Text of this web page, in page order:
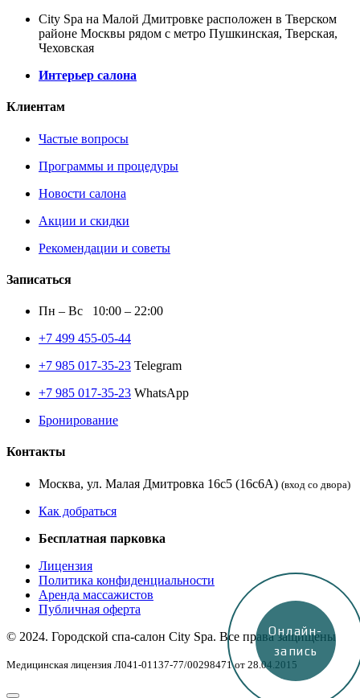
City Spa на Малой Дмитровке расположен в Тверском
районе Москвы рядом с метро Пушкинская, Тверская,
Чеховская
Интерьер салона
Клиентам
Частые вопросы
Программы и процедуры
Новости салона
Акции и скидки
Рекомендации и советы
Записаться
Пн – Вс 10:00 – 22:00
+7 499 455-05-44
+7 985 017-35-23 Telegram
+7 985 017-35-23 WhatsApp
Бронирование
Контакты
Москва, ул. Малая Дмитровка 16с5 (16с6А) (вход со двора)
Как добраться
Бесплатная парковка
Лицензия
Политика конфиденциальности
Аренда массажистов
Публичная оферта
© 2024. Городской спа-салон City Spa. Все права защищены
Медицинская лицензия Л041-01137-77/00298471 от 28.04.2015
Онлайн-
запись